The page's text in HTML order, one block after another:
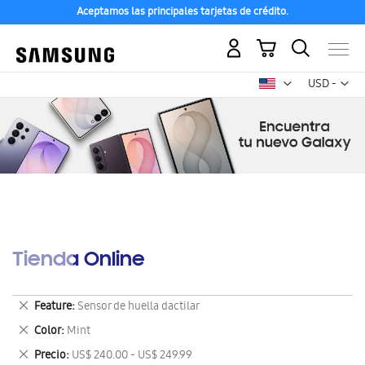
Aceptamos las principales tarjetas de crédito.
USD -
dólar
Mi carrito
Tienda Online
Feature Sensor de huella dactilar
Eliminar
este
artículo
Color Mint
Eliminar
este
Precio US$ 240.00 - US$ 249.99
Eliminar